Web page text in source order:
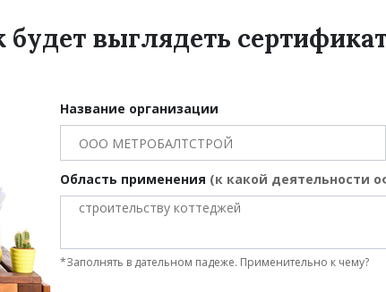
будет выглядеть
Название организации
Область применения (к какой деятельности
*Заполнять в дательном падеже. Применительно к чему?